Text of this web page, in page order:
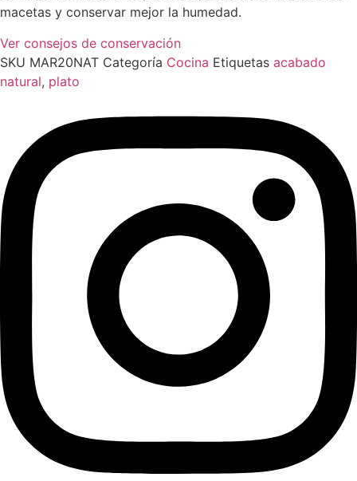
macetas y conservar mejor la humedad.
Ver consejos de conservación
SKU MAR20NAT Categoría Cocina Etiquetas acabado
natural, plato